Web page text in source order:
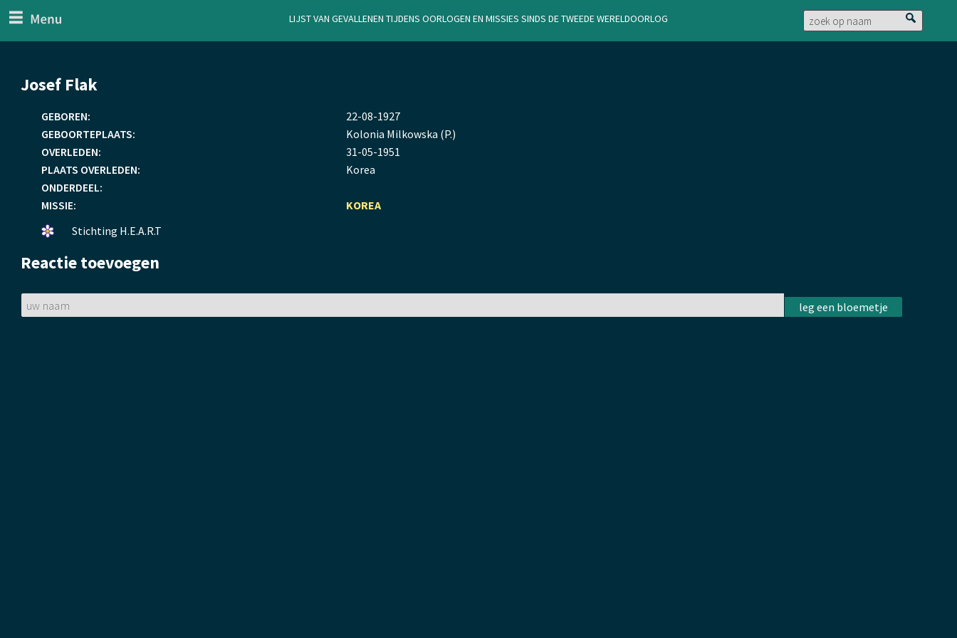
Lijst van gevallenen tijdens oorlogen en missies sinds de Tweede Wereldoorlog
Generaal
Josef Flak
GEBOREN: 22-08-1927
GEBOORTEPLAATS:
Kolonia Milkowska (P.)
OVERLEDEN:
31-05-1951
PLAATS OVERLEDEN:
Korea
ONDERDEEL:
MISSIE:
KOREA
Een
gelegd.
Stichting H.E.A.R.T
Reactie toevoegen